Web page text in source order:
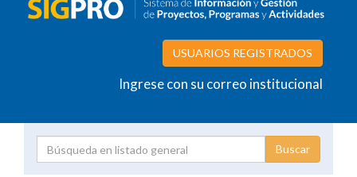
USUARIOS REGISTRADOS
Ingrese con su correo institucional